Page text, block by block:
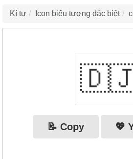
Kí tự Icon biểu tượng đặc biệt
📝 Copy 💖